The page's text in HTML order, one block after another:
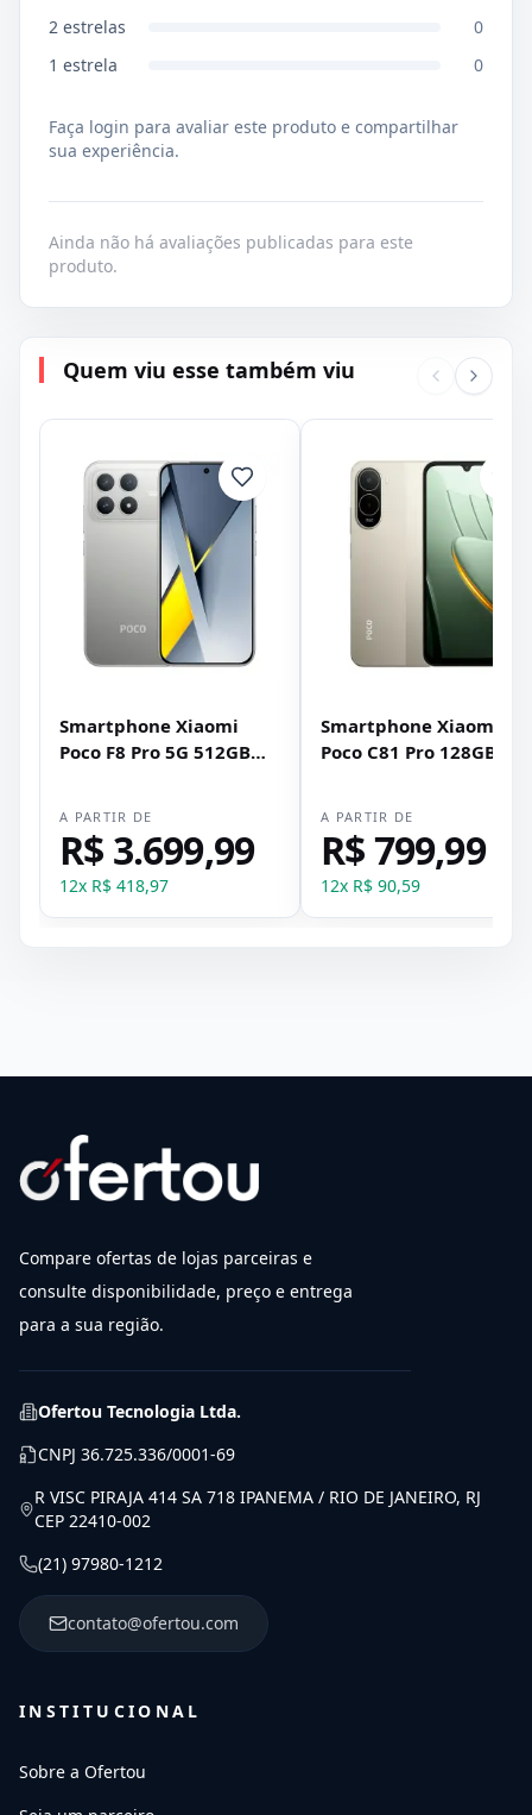
2 estrelas
0
1 estrela 0
Faça login para avaliar este produto e compartilhar
sua experiência.
Ainda não há avaliações publicadas para este
produto.
Quem viu esse também viu
Smartphone Xiaomi
Poco F8 Pro 5G 512GB
A PARTIR DE
R$ 3.699,99
12x R$ 418,97
Smartphone Xiaomi
Poco C81 Pro 128GB
A PARTIR DE
R$ 799,99
12x R$ 90,59
Compare ofertas de lojas parceiras e
consulte disponibilidade, preço e entrega
para a sua região.
Ofertou Tecnologia Ltda.
CNPJ 36.725.336/0001-69
R VISC PIRAJA 414 SA 718 IPANEMA / RIO DE JANEIRO, RJ
CEP 22410-002
(21) 97980-1212
contato@ofertou.com
INSTITUCIONAL
Sobre a Ofertou